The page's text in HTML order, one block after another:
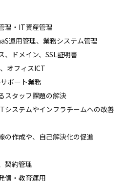
理・IT資産管理
運用管理、業務システム管理
ドメイン、SSL証明書
オフィスICT
ポート業務
スタッフ課題の解決
ステムやインフラチームへの改善
の作成や、自己解決化の促進
契約管理
信・教育運用